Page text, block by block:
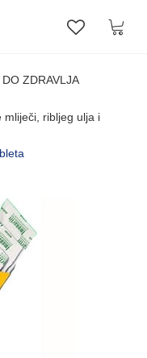
Lista
ZDRAVLJA
mliječi, ribljeg ulja i